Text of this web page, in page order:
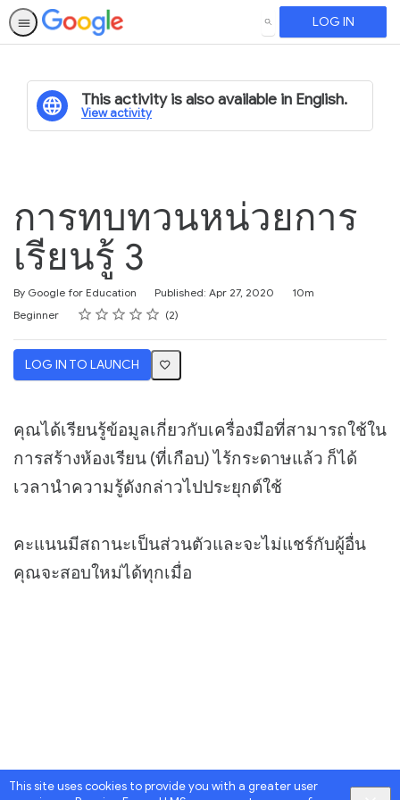
This site uses cookies to provide you with a greater user
SEARCH LOG IN
This activity is also available in English.
View activity
การทบทวนหน่วยการ
เรียนรู้ 3
By Google for Education Published: Apr 27, 2020
Duration
10m
Difficulty
Beginner Rating
1 star
2 stars
3 stars
4 stars
5 stars
Average rating: 5.0 2
2 reviews
LOG IN TO LAUNCH
คุณได้เรียนรู้ข้อมูลเกี่ยวกับเครื่องมือที่สามารถใช้ใน
การสร้างห้องเรียน (ที่เกือบ) ไร้กระดาษแล้ว ก็ได้
เวลานำความรู้ดังกล่าวไปประยุกต์ใช้
คะแนนมีสถานะเป็นส่วนตัวและจะไม่แชร์กับผู้อื่น
คุณจะสอบใหม่ได้ทุกเมื่อ